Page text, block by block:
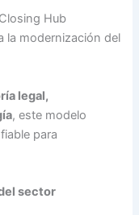
Hub
la modernización del
legal,
, este modelo
para
sector